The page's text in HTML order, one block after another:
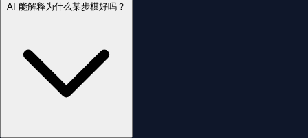
AI 能解释为什么某步棋好吗？